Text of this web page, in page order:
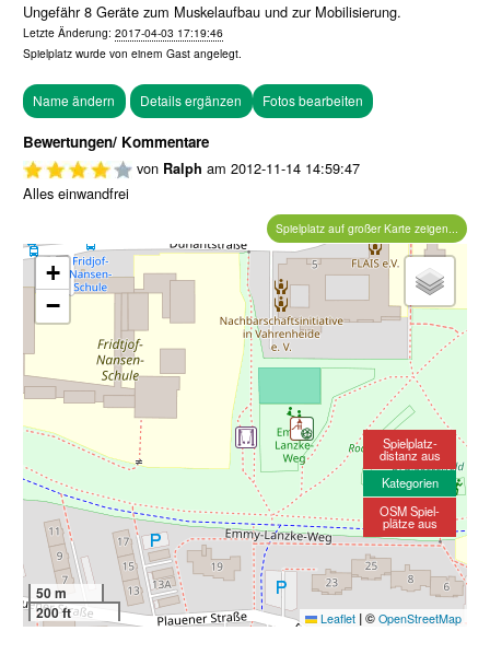
Ungefähr 8 Geräte zum Muskelaufbau und zur Mobilisierung.
Letzte Änderung: 2017-04-03 17:19:46
Spielplatz wurde von einem Gast angelegt.
Fotos bearbeiten
Bewertungen/ Kommentare
von Ralph am 2012-11-14 14:59:47
Alles einwandfrei
Spielplatz auf großer Karte zeigen...
+
−
50 m
200 ft
Leaflet |© OpenStreetMap
Spielplatz-
distanz aus
Kategorien
OSM Spiel-
plätze aus